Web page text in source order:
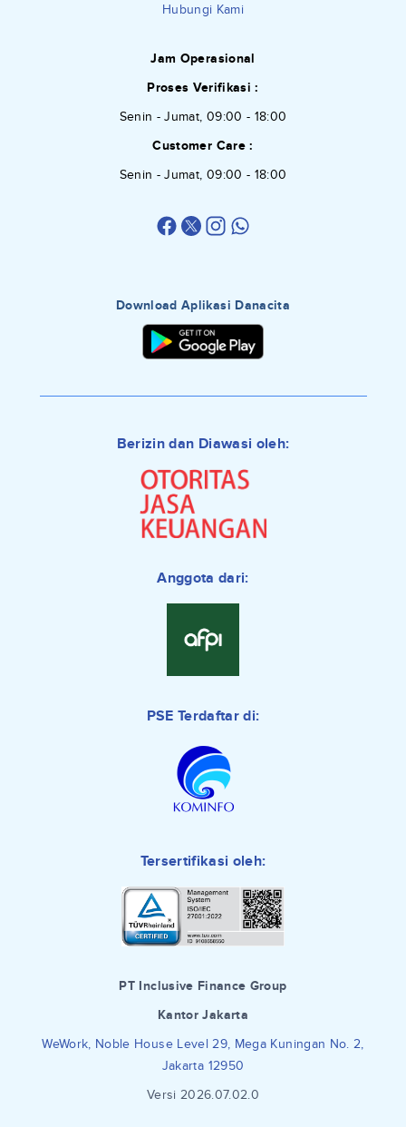
Hubungi Kami
Jam Operasional
Proses Verifikasi :
Senin - Jumat, 09:00 - 18:00
Customer Care :
Senin - Jumat, 09:00 - 18:00
Download Aplikasi Danacita
Berizin dan Diawasi oleh:
Anggota dari:
PSE Terdaftar di:
Tersertifikasi oleh:
PT Inclusive Finance Group
Kantor Jakarta
WeWork, Noble House Level 29, Mega Kuningan No. 2,
Jakarta 12950
Versi 2026.07.02.0